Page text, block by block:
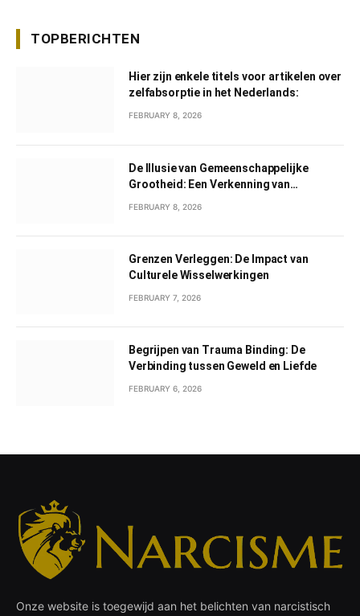
TOPBERICHTEN
Hier zijn enkele titels voor artikelen over
zelfabsorptie in het Nederlands:
FEBRUARY 8, 2026
De Illusie van Gemeenschappelijke
Grootheid: Een Verkenning van
FEBRUARY 8, 2026
Grenzen Verleggen: De Impact van
Culturele Wisselwerkingen
FEBRUARY 7, 2026
Begrijpen van Trauma Binding: De
Verbinding tussen Geweld en Liefde
FEBRUARY 6, 2026
Onze website is toegewijd aan het belichten van narcistisch